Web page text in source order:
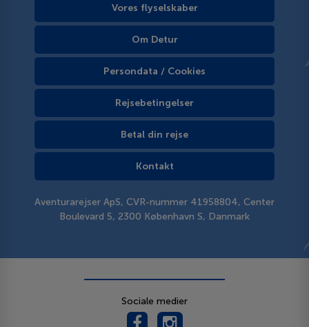
Vores flyselskaber
Om Detur
Persondata / Cookies
Rejsebetingelser
Betal din rejse
Kontakt
Aventurarejser ApS, CVR-nummer 41958804, Center
Boulevard 5, 2300 København S, Danmark
Sociale medier